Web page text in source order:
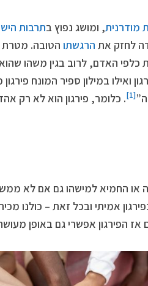
מודרנית, ומושג נפוץ בתרבות
לחזק את הרגשתוהטובה. מטרת
כלפי האדם, לרוב בגין משהו
ואילו במילון ספיר המונח
[1]
. כלומר, פירגון הוא לא רק
או החמיא למישהו גם אם לא ממש
אמיתי ובכל זאת – כולנו
הפירגון אפשרי גם באופן מעושה